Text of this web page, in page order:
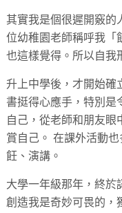
其實我是個很遲開竅的
位幼稚園老師稱呼我「
也這樣覺得。所以自我
升上中學後，才開始確
書挺得心應手，特別是
自己，從老師和朋友
賞自己。 在課外活動
飪、演講。
大學一年級那年，終於
創造我是奇妙可畏的，